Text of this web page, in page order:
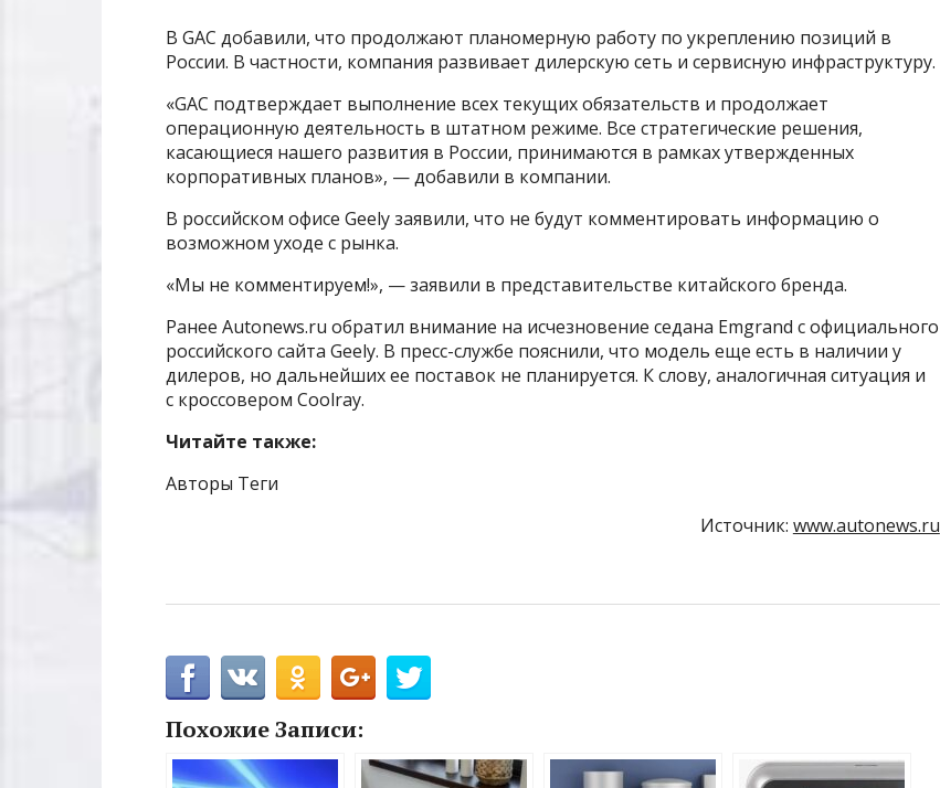
В GAC добавили, что продолжают планомерную работу по укреплению позиций в
России. В частности, компания развивает дилерскую сеть и сервисную инфраструктуру.
«GAC подтверждает выполнение всех текущих обязательств и продолжает
операционную деятельность в штатном режиме. Все стратегические решения,
касающиеся нашего развития в России, принимаются в рамках утвержденных
корпоративных планов», — добавили в компании.
В российском офисе Geely заявили, что не будут комментировать информацию о
возможном уходе с рынка.
«Мы не комментируем!», — заявили в представительстве китайского бренда.
Ранее Autonews.ru обратил внимание на исчезновение седана Emgrand с официального
российского сайта Geely. В пресс-службе пояснили, что модель еще есть в наличии у
дилеров, но дальнейших ее поставок не планируется. К слову, аналогичная ситуация и
с кроссовером Coolray.
Читайте также:
Авторы Теги
Источник: www.autonews.ru
Похожие Записи: